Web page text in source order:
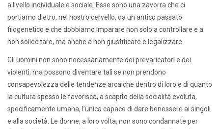
a livello individuale e sociale. Esse sono una zavorra che ci
portiamo dietro, nel nostro cervello, da un antico passato
filogenetico e che dobbiamo imparare non solo a controllare e a
non sollecitare, ma anche a non giustificare e legalizzare.
Gli uomini non sono necessariamente dei prevaricatori e dei
violenti, ma possono diventare tali se non prendono
consapevolezza delle tendenze arcaiche dentro di loro e di quanto
la cultura spesso le favorisca, a scapito della socialità evoluta,
specificamente umana, l’unica capace di dare benessere ai singoli
e alla società. Le donne, a loro volta, non sono condannate per